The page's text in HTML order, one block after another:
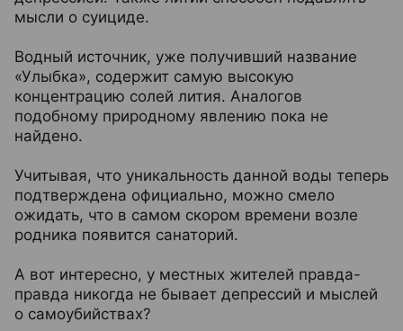
мысли о суициде.
Водный источник, уже получивший название
«Улыбка», содержит самую высокую
концентрацию солей лития. Аналогов
подобному природному явлению пока не
найдено.
Учитывая, что уникальность данной воды теперь
подтверждена официально, можно смело
ожидать, что в самом скором времени возле
родника появится санаторий.
А вот интересно, у местных жителей правда-
правда никогда не бывает депрессий и мыслей
о самоубийствах?